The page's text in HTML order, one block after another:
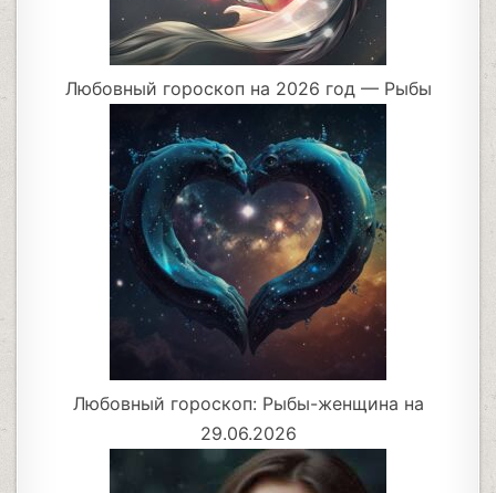
Любовный гороскоп на 2026 год — Рыбы
Любовный гороскоп: Рыбы-женщина на
29.06.2026